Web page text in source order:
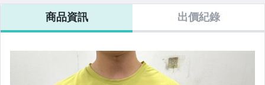
【Mizuno】防護鞋/安全鞋/工作鞋
【零碼出清區】此區得標不退換未結帳黑名單
商品資訊 出價紀錄